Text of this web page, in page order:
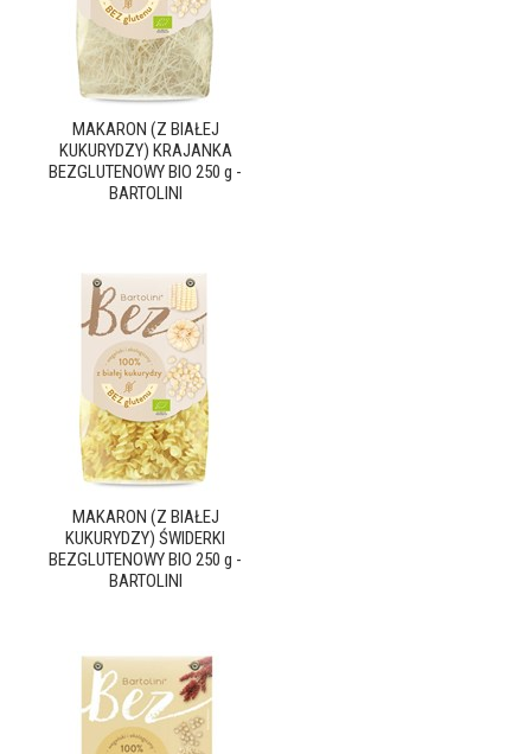
MAKARON (Z BIAŁEJ
KUKURYDZY) KRAJANKA
BEZGLUTENOWY BIO 250 g -
BARTOLINI
MAKARON (Z BIAŁEJ
KUKURYDZY) ŚWIDERKI
BEZGLUTENOWY BIO 250 g -
BARTOLINI